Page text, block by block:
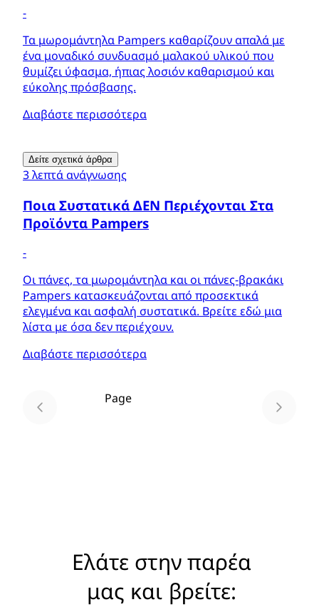
-
Τα μωρομάντηλα Pampers καθαρίζουν απαλά με
ένα μοναδικό συνδυασμό μαλακού υλικού που
θυμίζει ύφασμα, ήπιας λοσιόν καθαρισμού και
εύκολης πρόσβασης.
Διαβάστε περισσότερα
Δείτε σχετικά άρθρα
3 λεπτά ανάγνωσης
Ποια Συστατικά ΔΕΝ Περιέχονται Στα
Προϊόντα Pampers
-
Οι πάνες, τα μωρομάντηλα και οι πάνες-βρακάκι
Pampers κατασκευάζονται από προσεκτικά
ελεγμένα και ασφαλή συστατικά. Βρείτε εδώ μια
λίστα με όσα δεν περιέχουν.
Διαβάστε περισσότερα
Page
Ελάτε στην παρέα
μας και βρείτε: